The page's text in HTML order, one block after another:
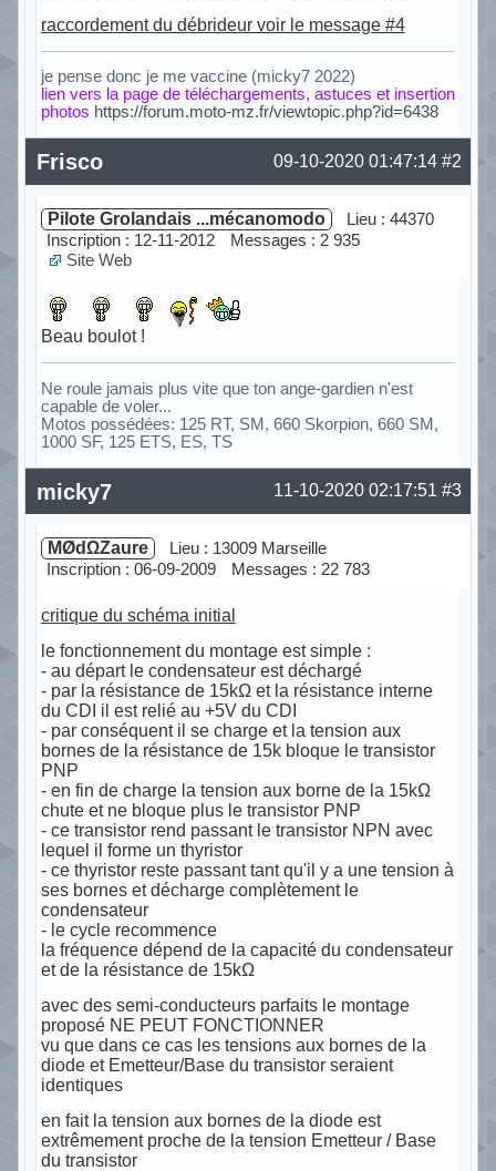
raccordement du débrideur voir le message #4
je pense donc je me vaccine (micky7 2022)
lien vers la page de téléchargements, astuces et insertion
photos https://forum.moto-mz.fr/viewtopic.php?id=6438
Hors ligne #2
09-10-2020 01:47:14
Frisco
Pilote Grolandais ...mécanomodo
Lieu : 44370
Inscription : 12-11-2012
Messages : 2 935
Site Web
Beau boulot !
Ne roule jamais plus vite que ton ange-gardien n'est
capable de voler...
Motos possédées: 125 RT, SM, 660 Skorpion, 660 SM,
1000 SF, 125 ETS, ES, TS
Hors ligne #3
11-10-2020 02:17:51
micky7
MØdΩZaure
Lieu : 13009 Marseille
Inscription : 06-09-2009
Messages : 22 783
critique du schéma initial
le fonctionnement du montage est simple :
- au départ le condensateur est déchargé
- par la résistance de 15kΩ et la résistance interne
du CDI il est relié au +5V du CDI
- par conséquent il se charge et la tension aux
bornes de la résistance de 15k bloque le transistor
PNP
- en fin de charge la tension aux borne de la 15kΩ
chute et ne bloque plus le transistor PNP
- ce transistor rend passant le transistor NPN avec
lequel il forme un thyristor
- ce thyristor reste passant tant qu'il y a une tension à
ses bornes et décharge complètement le
condensateur
- le cycle recommence
la fréquence dépend de la capacité du condensateur
et de la résistance de 15kΩ
avec des semi-conducteurs parfaits le montage
proposé NE PEUT FONCTIONNER
vu que dans ce cas les tensions aux bornes de la
diode et Emetteur/Base du transistor seraient
identiques
en fait la tension aux bornes de la diode est
extrêmement proche de la tension Emetteur / Base
du transistor